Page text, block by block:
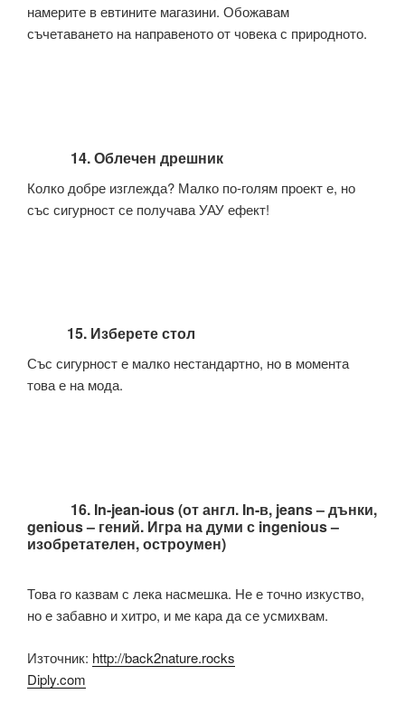
намерите в евтините магазини. Обожавам
съчетаването на направеното от човека с природното.
14. Облечен дрешник
Колко добре изглежда? Малко по-голям проект е, но
със сигурност се получава УАУ ефект!
15. Изберете стол
Със сигурност е малко нестандартно, но в момента
това е на мода.
16. In-jean-ious(от англ. In-в, jeans – дънки,
genious – гений. Игра на думи с ingenious –
изобретателен, остроумен)
Това го казвам с лека насмешка. Не е точно изкуство,
но е забавно и хитро, и ме кара да се усмихвам.
Източник: http://back2nature.rocks
Diply.com